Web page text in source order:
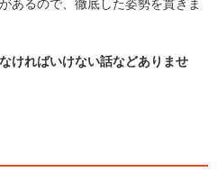
あるので、徹底した姿勢を貫きま
ければいけない話などありませ